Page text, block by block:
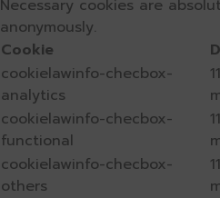
Necessary cookies are
anonymously.
Cookie
cookielawinfo-checbox-
analytics
11
cookielawinfo-checbox-
functional
11
cookielawinfo-checbox-
others
11